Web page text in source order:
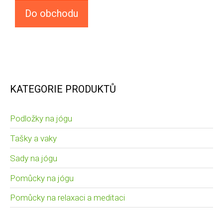
Do obchodu
KATEGORIE PRODUKTŮ
Podložky na jógu
Tašky a vaky
Sady na jógu
Pomůcky na jógu
Pomůcky na relaxaci a meditaci